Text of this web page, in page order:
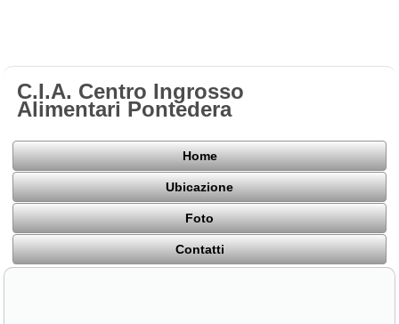
C.I.A. Centro Ingrosso
Alimentari Pontedera
Home
Ubicazione
Foto
Contatti